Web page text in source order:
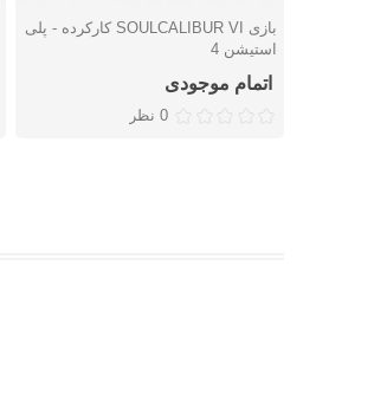
دوست داشتن
بازی SOULCALIBUR VI کارکرده - پلی
استیشن 4
اتمام موجودی
0 نظر